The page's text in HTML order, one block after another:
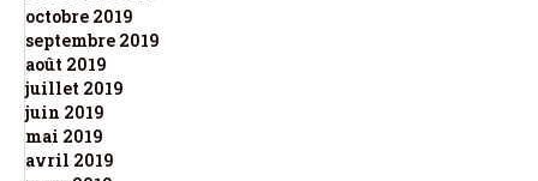
octobre 2019
septembre 2019
août 2019
juillet 2019
juin 2019
mai 2019
avril 2019